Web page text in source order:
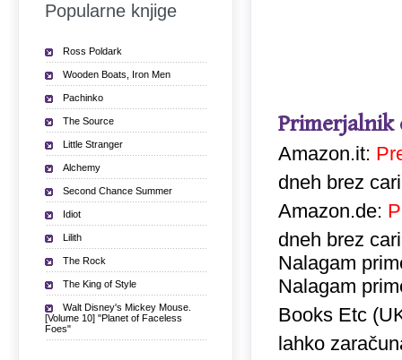
Primerjalnik
Amazon.it:
dneh brez
Amazon.de:
dneh brez
Nalagam
Nalagam
Books Etc
lahko
Popularne knjige
Ross Poldark
Wooden Boats, Iron Men
Pachinko
The Source
Little Stranger
Alchemy
Second Chance Summer
Idiot
Lilith
The Rock
The King of Style
Walt Disney's Mickey Mouse.
[Volume 10] "Planet of Faceless
Foes"